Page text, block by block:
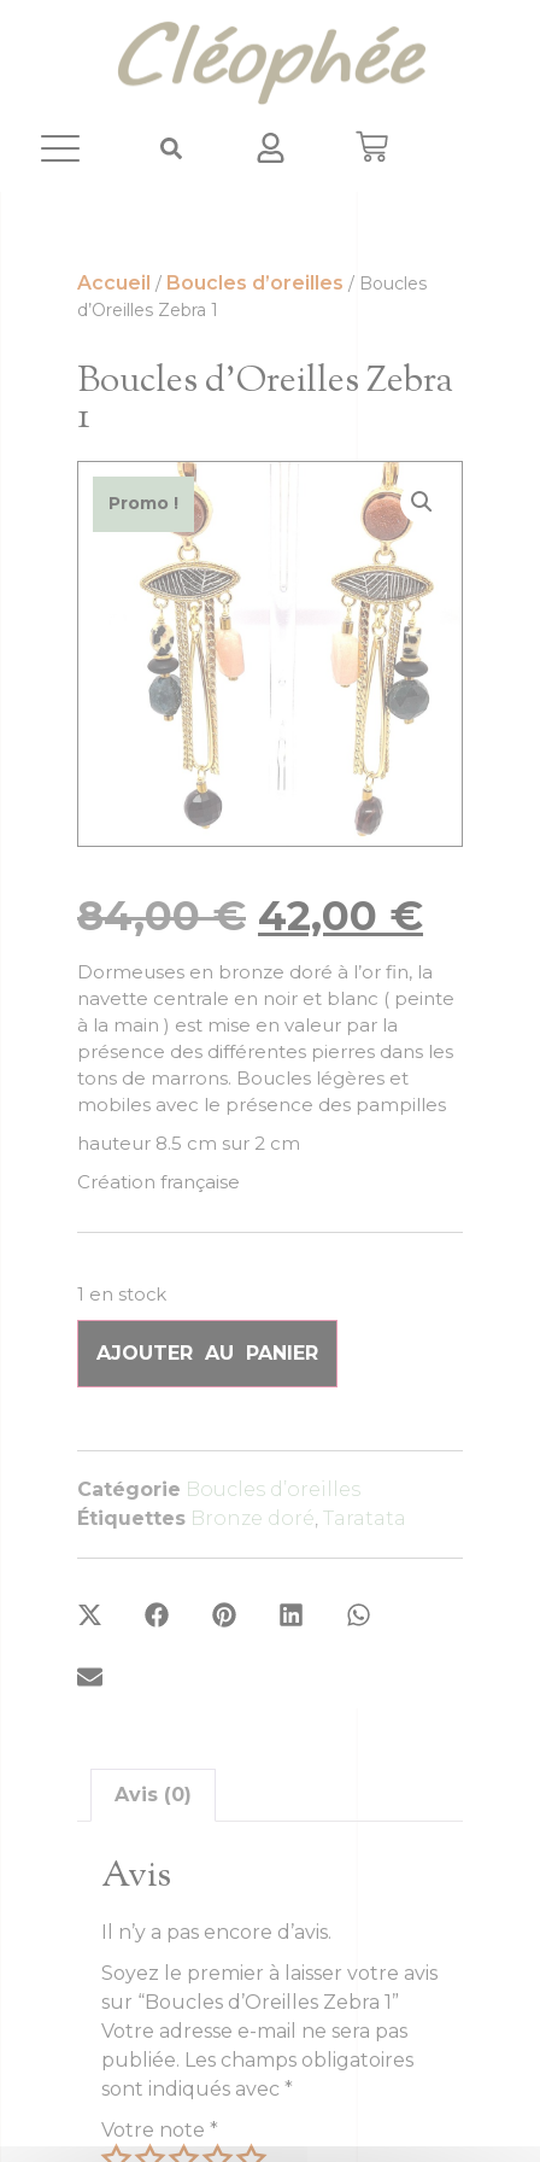
Accueil / Boucles d’oreilles / Boucles
d’Oreilles Zebra 1
Boucles d’Oreilles Zebra
1
Promo !
84,00€ 42,00 €
Dormeuses en bronze doré à l’or fin, la
navette centrale en noir et blanc ( peinte
à la main ) est mise en valeur par la
présence des différentes pierres dans les
tons de marrons. Boucles légères et
mobiles avec le présence des pampilles
hauteur 8.5 cm sur 2 cm
Création française
1 en stock
AJOUTER AU PANIER
Catégorie Boucles d’oreilles
Étiquettes Bronze doré, Taratata
Avis (0)
Avis
Il n’y a pas encore d’avis.
Soyez le premier à laisser votre avis
sur “Boucles d’Oreilles Zebra 1”
Votre adresse e-mail ne sera pas
publiée. Les champs obligatoires
sont indiqués avec *
Votre note *